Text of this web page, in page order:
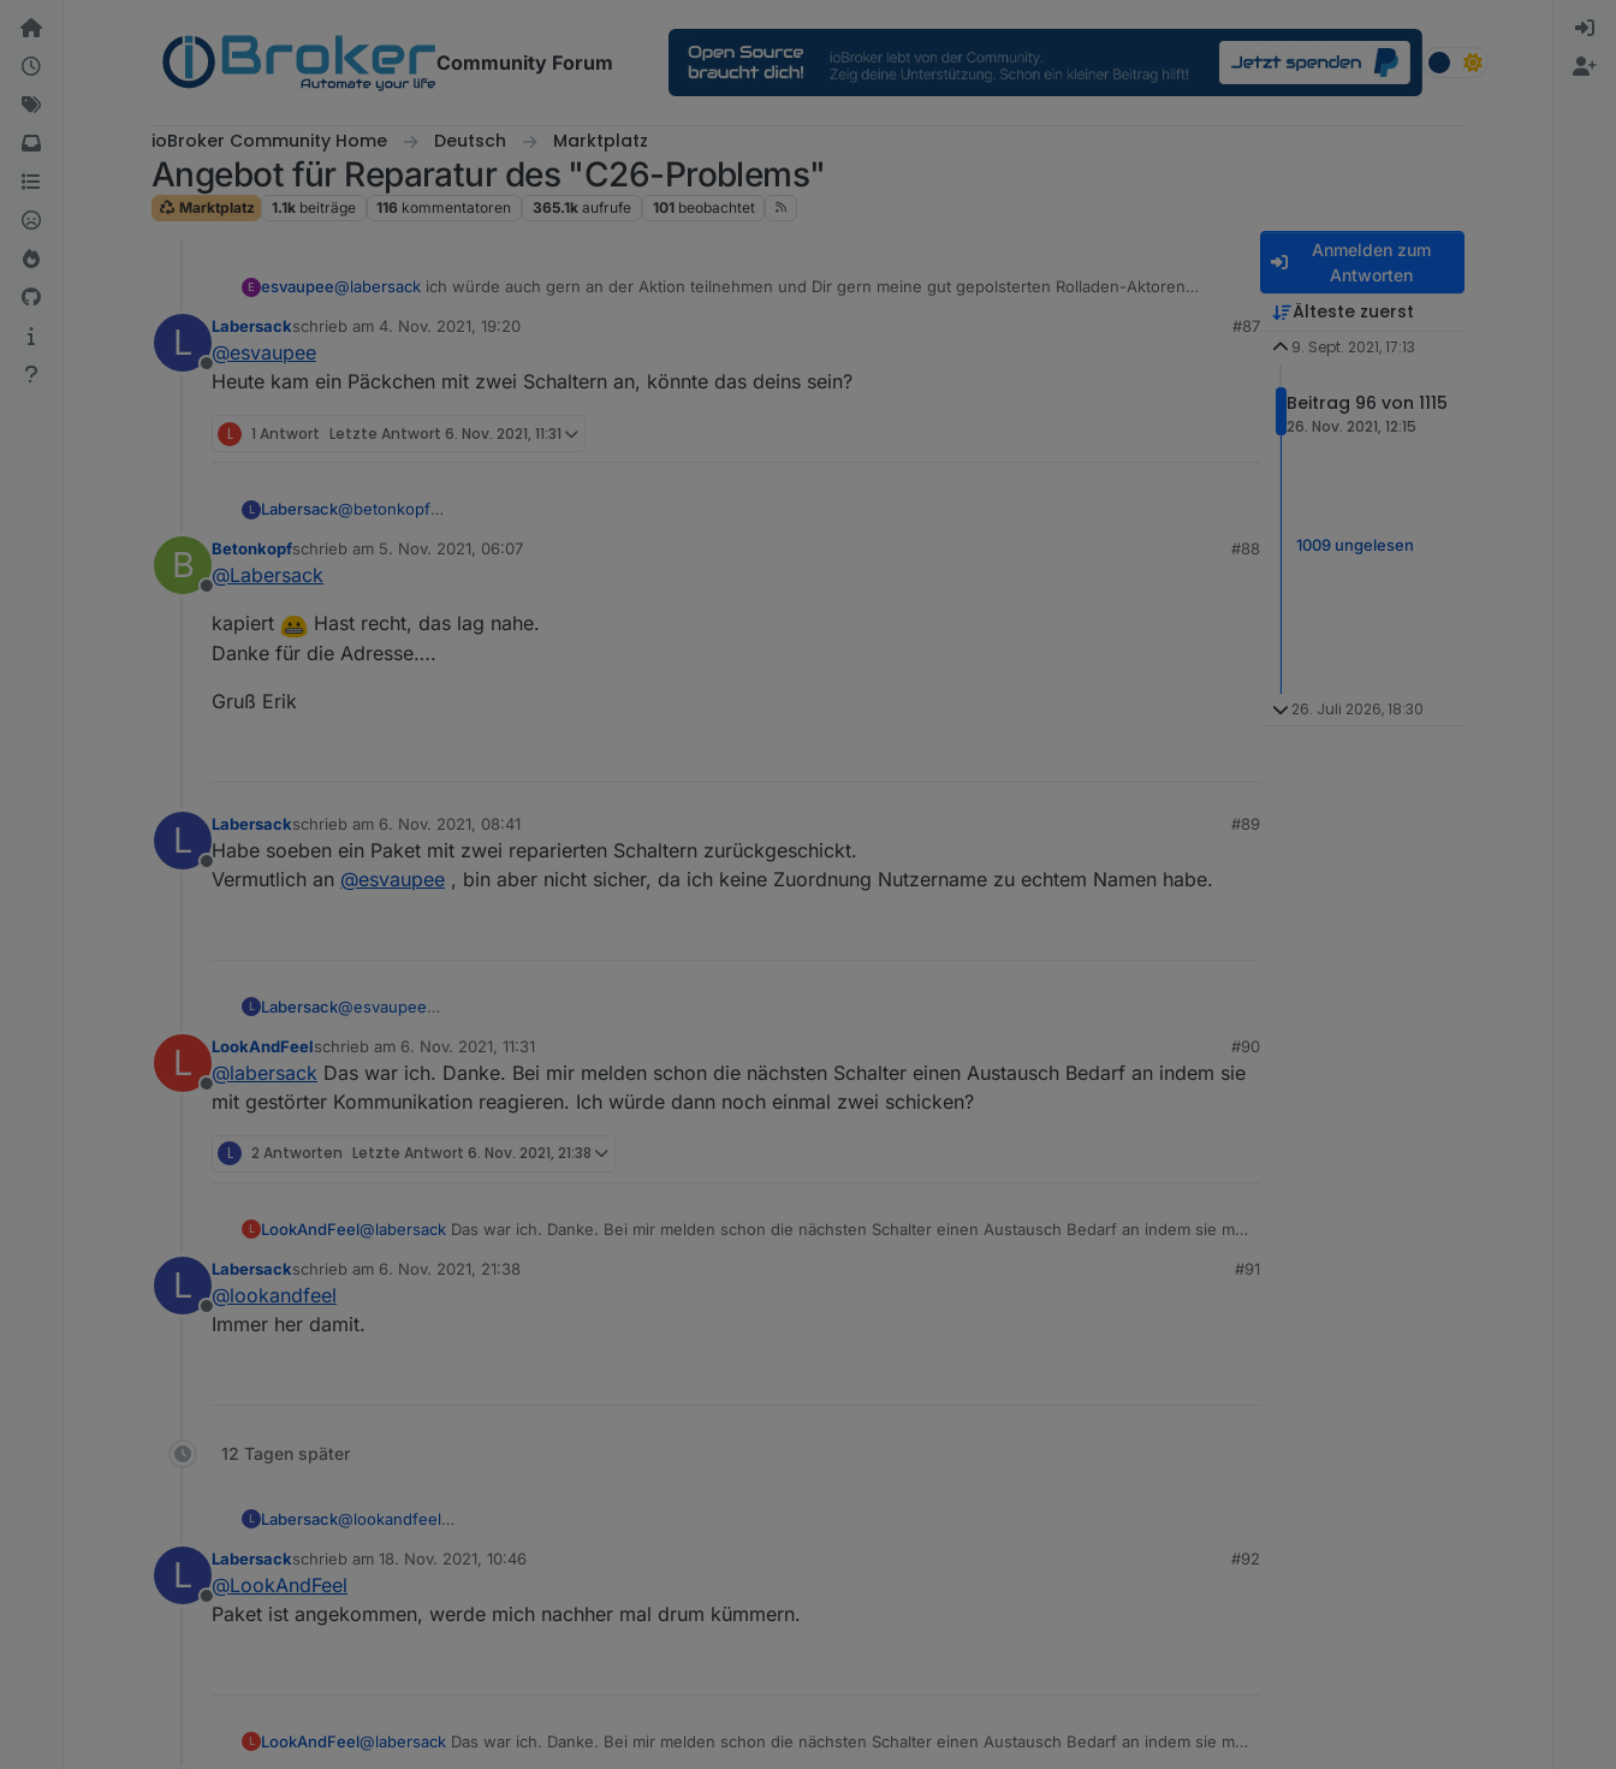
Weiter zum Inhalt
Community Forum
ioBroker Community Home Deutsch Marktplatz
Angebot für Reparatur des "C26-Problems"
Marktplatz 1.1k beiträge 116 kommentatoren 365.1k aufrufe 101 beobachtet
E esvaupee@labersack
L
Offline
Labersackschrieb am 4. Nov. 2021, 19:20
zuletzt editiert von
#87
@esvaupee
Heute kam ein Päckchen mit zwei Schaltern an, könnte das deins sein?
L 1 Antwort Letzte Antwort 6. Nov. 2021, 11:31
L Labersack@betonkopf
Ja, ich habe noch einige Kapazitäten für die kaputten Kapazitoren (kapiert?)
B
Offline
Betonkopfschrieb am 5. Nov. 2021, 06:07
zuletzt editiert von
#88
@Labersack
kapiert
Hast recht, das lag nahe.
Danke für die Adresse….
Gruß Erik
L
Offline
Labersackschrieb am 6. Nov. 2021, 08:41
zuletzt editiert von
#89
Habe soeben ein Paket mit zwei reparierten Schaltern zurückgeschickt.
Vermutlich an @esvaupee , bin aber nicht sicher, da ich keine Zuordnung Nutzername zu echtem Namen habe.
L Labersack@esvaupee
L
Offline
LookAndFeelschrieb am 6. Nov. 2021, 11:31
zuletzt editiert von
#90
@labersack Das war ich. Danke. Bei mir melden schon die nächsten Schalter einen Austausch Bedarf an indem sie
mit gestörter Kommunikation reagieren. Ich würde dann noch einmal zwei schicken?
L 2 Antworten Letzte Antwort 6. Nov. 2021, 21:38
L LookAndFeel@labersack Das war ich. Danke. Bei mir melden schon die nächsten Schalter einen Austausch Bedarf an indem sie mit
L
Offline
Labersackschrieb am 6. Nov. 2021, 21:38
zuletzt editiert von
#91
@lookandfeel
Immer her damit.
12 Tagen später
L Labersack@lookandfeel
L
Offline
Labersackschrieb am 18. Nov. 2021, 10:46
zuletzt editiert von
#92
@LookAndFeel
Paket ist angekommen, werde mich nachher mal drum kümmern.
L LookAndFeel@labersack Das war ich. Danke. Bei mir melden schon die nächsten Schalter einen Austausch Bedarf an indem sie mit
Anmelden zum
Antworten
Älteste zuerst
9. Sept. 2021, 17:13
Beitrag 96 von 1115
26. Nov. 2021, 12:15
1009 ungelesen
26. Juli 2026, 18:30